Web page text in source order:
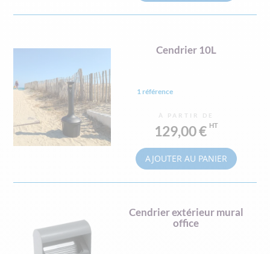
Cendrier 10L
1 référence
À PARTIR DE
129,00 €
AJOUTER AU PANIER
Cendrier extérieur mural
office